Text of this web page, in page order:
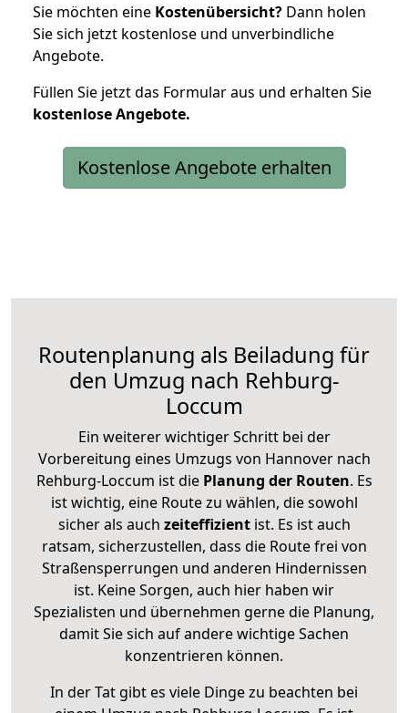
Sie möchten eine Kostenübersicht? Dann holen
Sie sich jetzt kostenlose und unverbindliche
Angebote.
Füllen Sie jetzt das Formular aus und erhalten Sie
kostenloseAngebote.
Kostenlose Angebote erhalten
Routenplanung als Beiladung für
den Umzug nach Rehburg-
Loccum
Ein weiterer wichtiger Schritt bei der
Vorbereitung eines Umzugs von Hannover nach
Rehburg-Loccum ist diePlanung der Routen. Es
ist wichtig, eine Route zu wählen, die sowohl
sicher als auch zeiteffizientist. Es ist auch
ratsam, sicherzustellen, dass die Route frei von
Straßensperrungen und anderen Hindernissen
ist. Keine Sorgen, auch hier haben wir
Spezialisten und übernehmen gerne die Planung,
damit Sie sich auf andere wichtige Sachen
konzentrieren können.
In der Tat gibt es viele Dinge zu beachten bei